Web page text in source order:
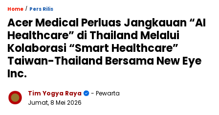
Home / Pers Rilis
Acer Medical Perluas Jangkauan “AI
Healthcare” di Thailand Melalui
Kolaborasi “Smart Healthcare”
Taiwan-Thailand Bersama New Eye
Inc.
Tim Yogya Raya
- Pewarta
Jumat, 8 Mei 2026